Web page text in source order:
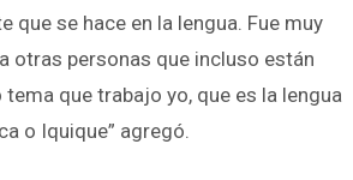
que se hace en la lengua. Fue muy
otras personas que incluso están
que trabajo yo, que es la lengua
o Iquique” agregó.